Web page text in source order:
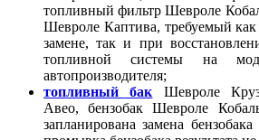
топливный фильтр Шевроле
Шевроле Каптива, требуемый
замене, так и при
топливной системы на
автопроизводителя;
топливный бак
Шевроле
Авео, бензобак Шевроле
запланирована замена